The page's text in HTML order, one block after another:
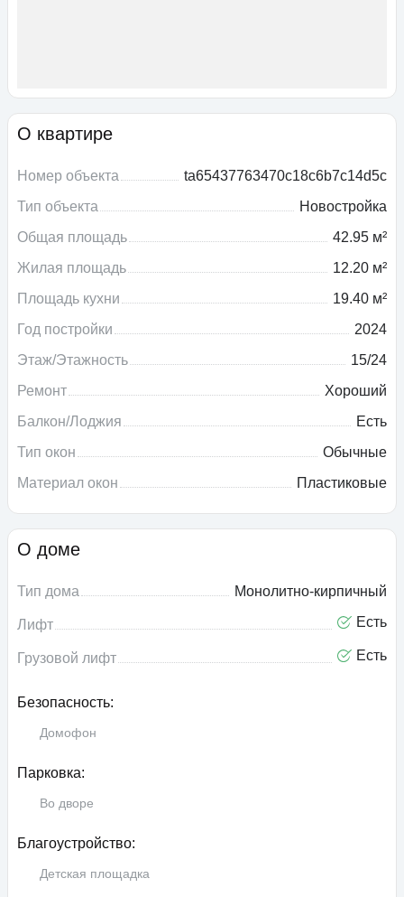
О квартире
Номер объекта
ta65437763470c18c6b7c14d5c
Тип объекта
Новостройка
Общая площадь
42.95 м²
Жилая площадь
12.20 м²
Площадь кухни
19.40 м²
Год постройки
2024
Этаж/Этажность
15/24
Ремонт
Хороший
Балкон/Лоджия
Есть
Тип окон
Обычные
Материал окон
Пластиковые
О доме
Тип дома Монолитно-кирпичный
Лифт Есть
Грузовой лифт Есть
Безопасность:
Домофон
Парковка:
Во дворе
Благоустройство:
Детская площадка